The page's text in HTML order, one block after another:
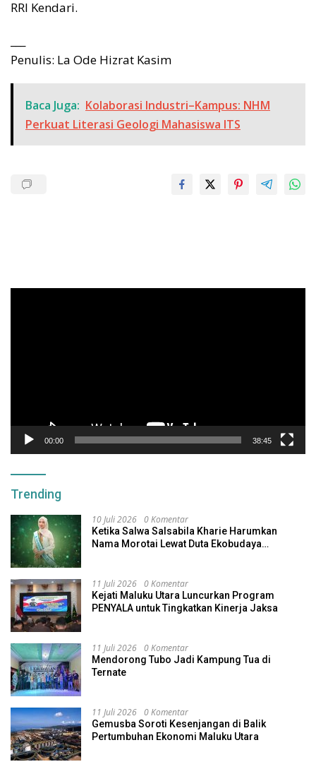
RRI Kendari.
Penulis: La Ode Hizrat Kasim
Baca Juga: Kolaborasi Industri–Kampus: NHM
Perkuat Literasi Geologi Mahasiswa ITS
00:00 38:45
Trending
10 Juli 2026 0 Komentar
Ketika Salwa Salsabila Kharie Harumkan
Nama Morotai Lewat Duta Ekobudaya
11 Juli 2026 0 Komentar
Kejati Maluku Utara Luncurkan Program
PENYALA untuk Tingkatkan Kinerja Jaksa
11 Juli 2026 0 Komentar
Mendorong Tubo Jadi Kampung Tua di
Ternate
11 Juli 2026 0 Komentar
Gemusba Soroti Kesenjangan di Balik
Pertumbuhan Ekonomi Maluku Utara